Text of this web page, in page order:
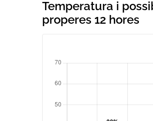
Temperatura i
properes 12 hores